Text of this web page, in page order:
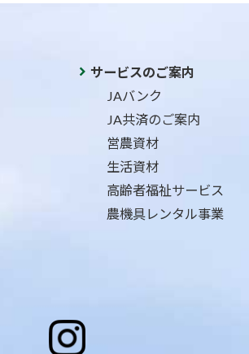
サービスのご案内
JAバンク
JA共済のご案内
営農資材
生活資材
高齢者福祉サービス
農機具レンタル事業